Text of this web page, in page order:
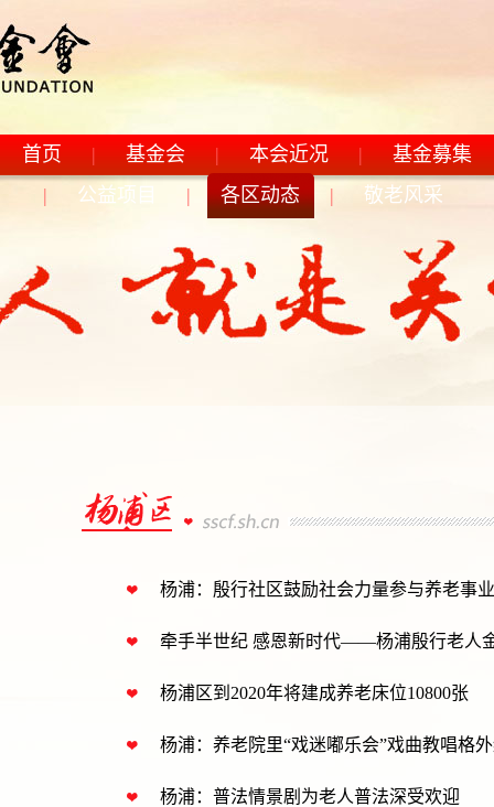
首页 | 基金会 | 本会近况 |
基金募集
|
公益项目 | 各区动态 | 敬老风采
杨浦：殷行社区鼓励社会力量参与养老事业
牵手半世纪 感恩新时代——杨浦殷行老人
杨浦区到2020年将建成养老床位10800张
杨浦：养老院里“戏迷嘟乐会”戏曲教唱格
杨浦：普法情景剧为老人普法深受欢迎